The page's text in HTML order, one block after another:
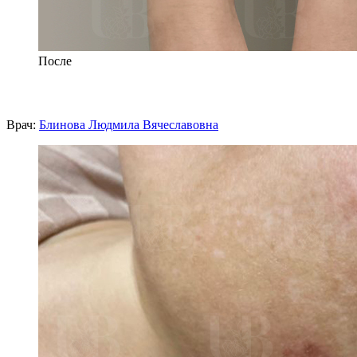
После
Врач: Блинова Людмила Вячеславовна